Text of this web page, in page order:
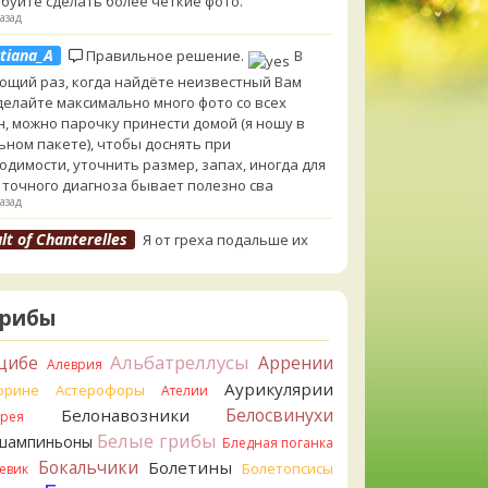
Правильное решение.
В
раз, когда найдёте неизвестный Вам
максимально много фото со всех
можно парочку принести домой (я ношу в
пакете), чтобы доснять при
уточнить размер, запах, иногда для
диагноза бывает полезно сва
of Chanterelles
Я от греха подальше их
Говорушек в этой цветовой гамме
пруди, и далеко не все описаны на этом
И большинство из них как минимум
Ворончатая должна слабо пахнуть
Из похожих есть, скажем, Желобчатая и
Росли не не древесине, так? Из
из подстилки
Алеврия Альбатреллусы Аррении
Астерофоры Ателии Аурикулярии
Белонавозники Белосвинухи
Белые грибы Бледная поганка
Бокальчики Болетины Болетопсисы